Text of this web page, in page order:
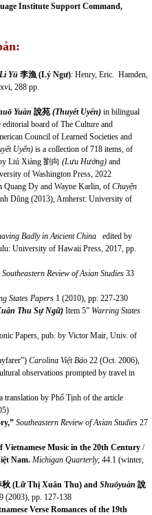
Institute Support Command,
Yü 李漁 (Lý Ngư): Henry, Eric. Hamden,
288 pp.
Yuàn 說苑 (Thuyết Uyển) in bilingual
board of The Culture and
Council of Learned Societies and
Uyển) is a collection of 718 items, of
Liú Xiàng 劉向 (Lưu Hướng) and
of Washington Press, 2022
Quang Dy and Wayne Karlin, of Chuyện
Dũng (2013), Amherst: University of
Badly in Ancient China edited by
University of Hawaii Press, 2017, pp.
Southeastern Review of Asian Studies 33
States Papers 1 (2010), pp. 227-230
Thu Sự Ngữ) Item 5” Warring States
Papers, pub. by Victor Mair, Univ. of
Carolina Việt Báo 22 (Oct. 2006),
observations prompted by travel in
translation by Phổ Tịnh of the article
Southeastern Review of Asian Studies 27
Vietnamese Music in the 20th Century /
Nam. Michigan Quarterly; 44.1 (winter,
秋 (Lữ Thị Xuân Thu) and Shuōyuàn 說
(2003), pp. 127-138
Verse Romances of the 19th